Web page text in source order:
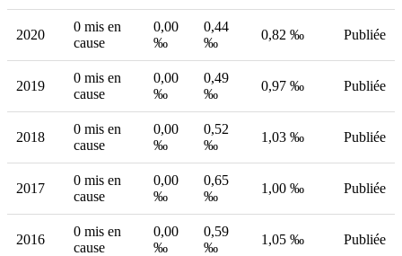
2020
0 mis en
cause
0,00
‰
0,44
‰
0,82 ‰ Publiée
2019
0 mis en
cause
0,00
‰
0,49
‰
0,97 ‰ Publiée
2018
0 mis en
cause
0,00
‰
0,52
‰
1,03 ‰ Publiée
2017
0 mis en
cause
0,00
‰
0,65
‰
1,00 ‰ Publiée
2016
0 mis en
cause
0,00
‰
0,59
‰
1,05 ‰ Publiée